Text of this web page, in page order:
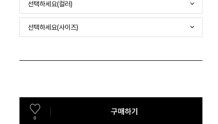
선택하세요(컬러)
선택하세요(사이즈)
8
구매하기